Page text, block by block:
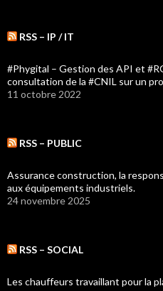
RSS – IP / IT
#Phygital – Gestion des API et
consultation de la #CNIL sur un
11 octobre 2022
RSS – PUBLIC
Assurance construction, la
aux équipements industriels.
24 novembre 2025
RSS – SOCIAL
Les chauffeurs travaillant pour la